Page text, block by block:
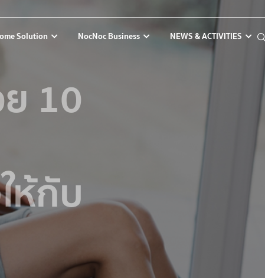
Solution NocNoc Business NEWS & ACTIVITIES
10
ห้กับ